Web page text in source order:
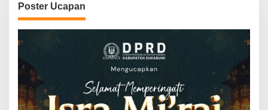
Poster Ucapan